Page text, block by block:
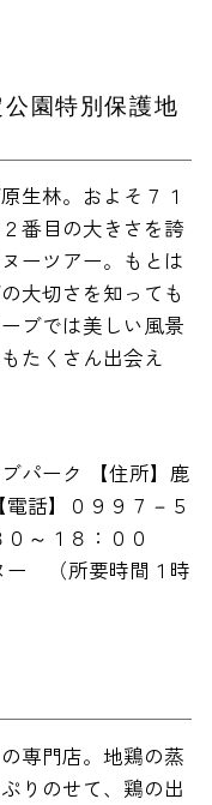
園特別保護地
生林。およそ７１
番目の大きさを誇
ーツアー。もとは
大切さを知っても
ブでは美しい風景
たくさん出会え
パーク 【住所】鹿
話】０９９７－５
～１８：００
ー （所要時間１時
専門店。地鶏の蒸
りのせて、鶏の出